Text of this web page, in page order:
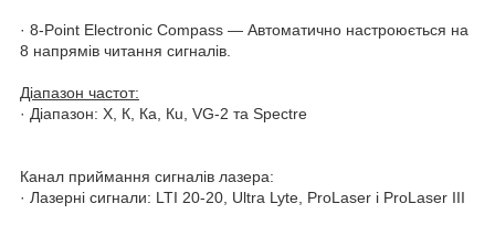
· 8-Point Electronic Compass — Автоматично настроюється на
8 напрямів читання сигналів.
Діапазон частот:
· Діапазон: Х, К, Ка, Кu, VG-2 та Spectre
Канал приймання сигналів лазера:
· Лазерні сигнали: LTI 20-20, Ultra Lyte, ProLaser і ProLaser III